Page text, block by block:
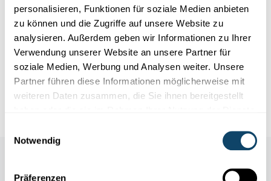
personalisieren, Funktionen für soziale Medien anbieten
zu können und die Zugriffe auf unsere Website zu
analysieren. Außerdem geben wir Informationen zu Ihrer
Verwendung unserer Website an unsere Partner für
soziale Medien, Werbung und Analysen weiter. Unsere
Partner führen diese Informationen möglicherweise mit
weiteren Daten zusammen, die Sie ihnen bereitgestellt
Notwendig
Präferenzen
Zielpublikum
Wo?
Kontakt
Webseite